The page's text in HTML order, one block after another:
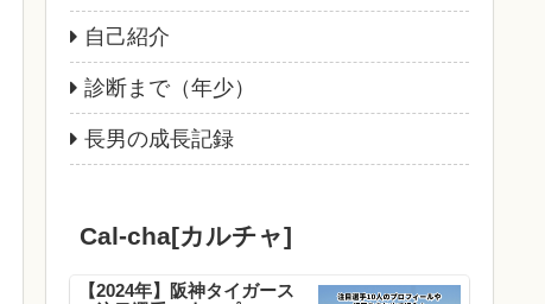
自己紹介
診断まで（年少）
長男の成長記録
Cal-cha[カルチャ]
【2024年】阪神タイガース